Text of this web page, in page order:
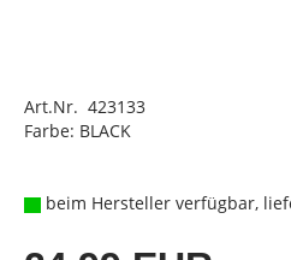
Art.Nr. 423133
Farbe: BLACK
beim Hersteller verfügbar,